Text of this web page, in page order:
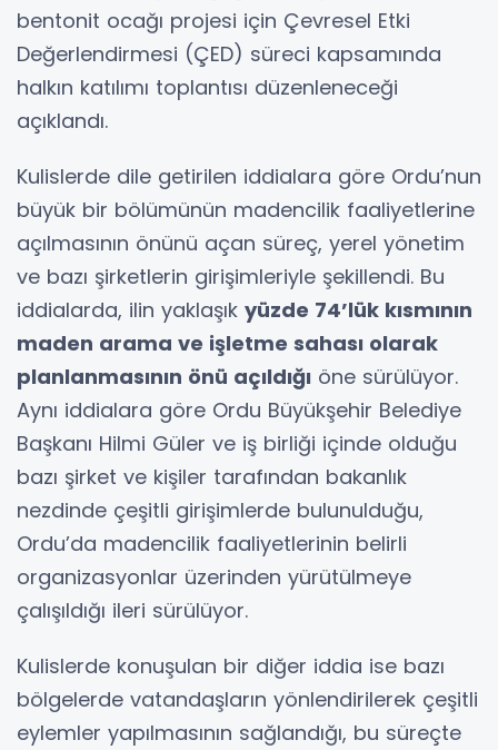
bentonit ocağı projesi için Çevresel Etki
Değerlendirmesi (ÇED) süreci kapsamında
halkın katılımı toplantısı düzenleneceği
açıklandı.
Kulislerde dile getirilen iddialara göre Ordu’nun
büyük bir bölümünün madencilik faaliyetlerine
açılmasının önünü açan süreç, yerel yönetim
ve bazı şirketlerin girişimleriyle şekillendi. Bu
iddialarda, ilin yaklaşık yüzde 74’lük kısmının
maden arama ve işletme sahası olarak
planlanmasının önü açıldığı öne sürülüyor.
Aynı iddialara göre Ordu Büyükşehir Belediye
Başkanı Hilmi Güler ve iş birliği içinde olduğu
bazı şirket ve kişiler tarafından bakanlık
nezdinde çeşitli girişimlerde bulunulduğu,
Ordu’da madencilik faaliyetlerinin belirli
organizasyonlar üzerinden yürütülmeye
çalışıldığı ileri sürülüyor.
Kulislerde konuşulan bir diğer iddia ise bazı
bölgelerde vatandaşların yönlendirilerek çeşitli
eylemler yapılmasının sağlandığı, bu süreçte